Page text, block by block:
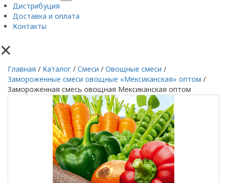
Дистрибуция
Доставка и оплата
Контакты
×
Главная / Каталог / Смеси / Овощные смеси /
Замороженные смеси овощные «Мексиканская» оптом /
Замороженная смесь овощная Мексиканская оптом